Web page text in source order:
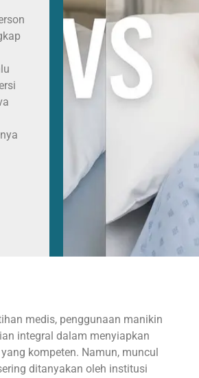
medis, penggunaan manikin
integral dalam menyiapkan
kompeten. Namun, muncul
ditanyakan oleh institusi